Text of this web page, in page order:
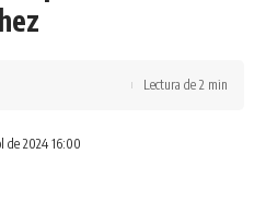
de 2024 16:00
Lectura de 2 min